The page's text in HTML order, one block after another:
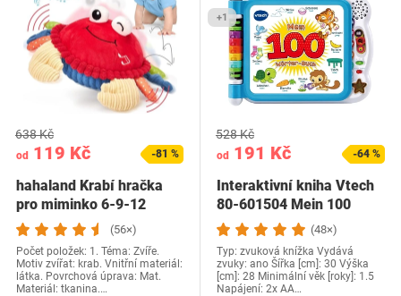
od 119 Kč
638 Kč
-81 %
hahaland Krabí hračka
pro miminko 6-9-12
měsíců, hudební…
(56×)
Počet položek: 1. Téma: Zvíře.
Motiv zvířat: krab. Vnitřní materiál:
látka. Povrchová úprava: Mat.
Materiál: tkanina.…
+1
od 191 Kč
528 Kč
-64 %
Interaktivní kniha Vtech
80-601504 Mein 100
(48×)
Typ: zvuková knížka Vydává
zvuky: ano Šířka [cm]: 30 Výška
[cm]: 28 Minimální věk [roky]: 1.5
Napájení: 2x AA…